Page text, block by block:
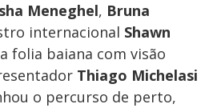
Meneghel, Bruna
internacional Shawn
folia baiana com visão
Thiago Michelasi
o percurso de perto,